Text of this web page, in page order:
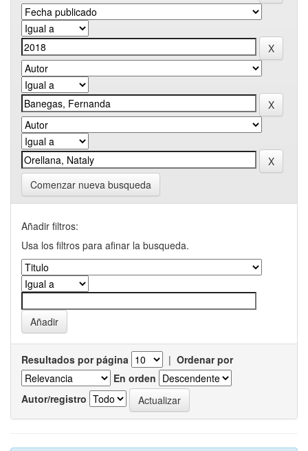
Comenzar nueva busqueda
Añadir filtros:
Usa los filtros para afinar la busqueda.
Resultados por página | Ordenar por
En orden
Autor/registro